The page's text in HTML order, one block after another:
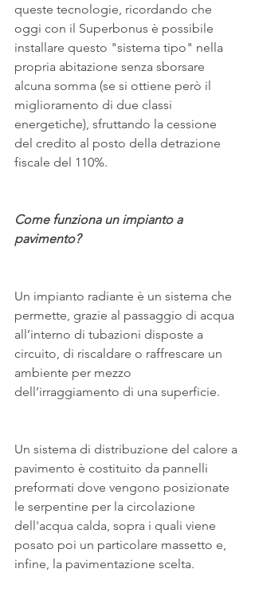
queste tecnologie, ricordando che
oggi con il Superbonus è possibile
installare questo "sistema tipo" nella
propria abitazione senza sborsare
alcuna somma (se si ottiene però il
miglioramento di due classi
energetiche), sfruttando la cessione
del credito al posto della detrazione
fiscale del 110%.
Come funziona un impianto a
pavimento?
Un impianto radiante è un sistema che
permette, grazie al passaggio di acqua
all’interno di tubazioni disposte a
circuito, di riscaldare o raffrescare un
ambiente per mezzo
dell’irraggiamento di una superficie.
Un sistema di distribuzione del calore a
pavimento è costituito da pannelli
preformati dove vengono posizionate
le serpentine per la circolazione
dell'acqua calda, sopra i quali viene
posato poi un particolare massetto e,
infine, la pavimentazione scelta.